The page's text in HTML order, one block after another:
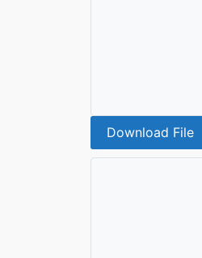
Download File